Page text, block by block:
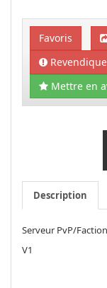
Favoris
Mettre en
Description
Serveur PvP/
V1